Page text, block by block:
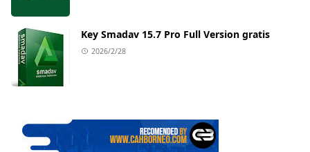
Key Smadav 15.7 Pro Full Version gratis
2026/2/28